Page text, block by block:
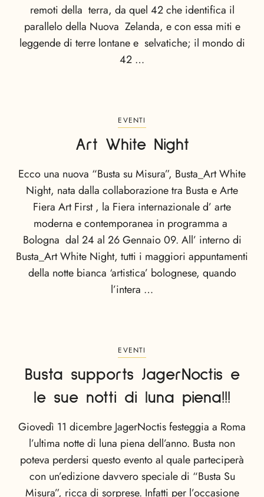
remoti della terra, da quel 42 che identifica il
parallelo della Nuova Zelanda, e con essa miti e
leggende di terre lontane e selvatiche; il mondo di
42 …
EVENTI
Art White Night
Ecco una nuova “Busta su Misura”, Busta_Art White
Night, nata dalla collaborazione tra Busta e Arte
Fiera Art First , la Fiera internazionale d’ arte
moderna e contemporanea in programma a
Bologna dal 24 al 26 Gennaio 09. All’ interno di
Busta_Art White Night, tutti i maggiori appuntamenti
della notte bianca ‘artistica’ bolognese, quando
l’intera …
EVENTI
Busta supports JagerNoctis e
le sue notti di luna piena!!!
Giovedì 11 dicembre JagerNoctis festeggia a Roma
l’ultima notte di luna piena dell’anno. Busta non
poteva perdersi questo evento al quale parteciperà
con un’edizione davvero speciale di “Busta Su
Misura”, ricca di sorprese. Infatti per l’occasione